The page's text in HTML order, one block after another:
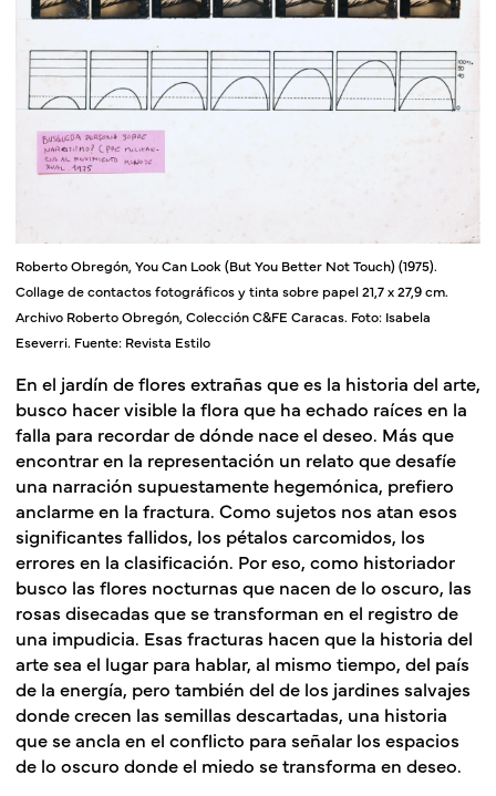
Roberto Obregón, You Can Look (But You Better Not Touch) (1975).
Collage de contactos fotográficos y tinta sobre papel 21,7 x 27,9 cm.
Archivo Roberto Obregón, Colección C&FE Caracas. Foto: Isabela
Eseverri. Fuente: Revista Estilo
En el jardín de flores extrañas que es la historia del arte,
busco hacer visible la flora que ha echado raíces en la
falla para recordar de dónde nace el deseo. Más que
encontrar en la representación un relato que desafíe
una narración supuestamente hegemónica, prefiero
anclarme en la fractura. Como sujetos nos atan esos
significantes fallidos, los pétalos carcomidos, los
errores en la clasificación. Por eso, como historiador
busco las flores nocturnas que nacen de lo oscuro, las
rosas disecadas que se transforman en el registro de
una impudicia. Esas fracturas hacen que la historia del
arte sea el lugar para hablar, al mismo tiempo, del país
de la energía, pero también del de los jardines salvajes
donde crecen las semillas descartadas, una historia
que se ancla en el conflicto para señalar los espacios
de lo oscuro donde el miedo se transforma en deseo.